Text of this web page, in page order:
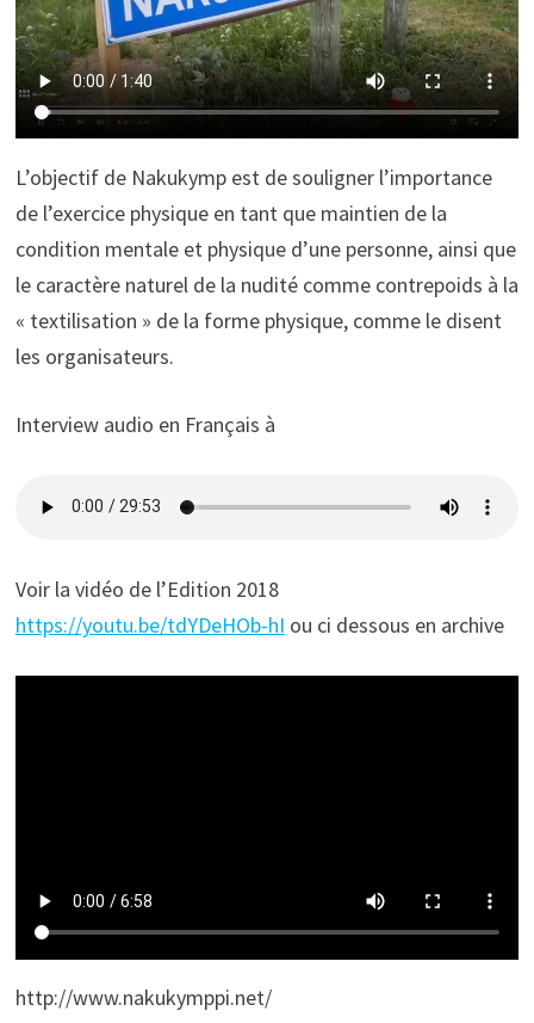
L’objectif de Nakukymp est de souligner l’importance
de l’exercice physique en tant que maintien de la
condition mentale et physique d’une personne, ainsi que
le caractère naturel de la nudité comme contrepoids à la
« textilisation » de la forme physique, comme le disent
les organisateurs.
Interview audio en Français à
Voir la vidéo de l’Edition 2018
https://youtu.be/tdYDeHOb-hI ou ci dessous en archive
http://www.nakukymppi.net/